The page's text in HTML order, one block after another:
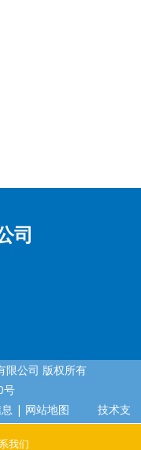
司
限公司 版权所有
号
| 网站地图
技术支
我们